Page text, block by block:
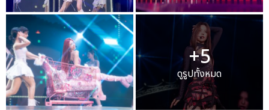
+5
ดูรูปทั้งหมด